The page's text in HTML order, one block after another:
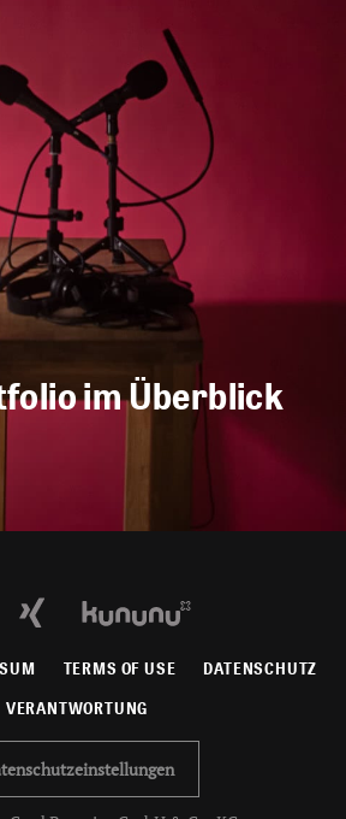
im Überblick
TERMS OF USE DATENSCHUTZ
VERANTWORTUNG